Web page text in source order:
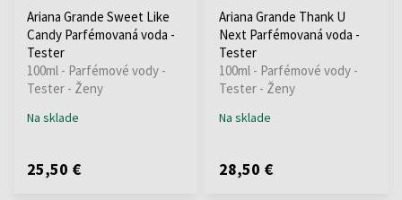
Ariana Grande Sweet Like
Candy Parfémovaná voda -
Tester
100ml - Parfémové vody -
Tester - Ženy
Na sklade
25,50 €
Ariana Grande Thank U
Next Parfémovaná voda -
Tester
100ml - Parfémové vody -
Tester - Ženy
Na sklade
28,50 €